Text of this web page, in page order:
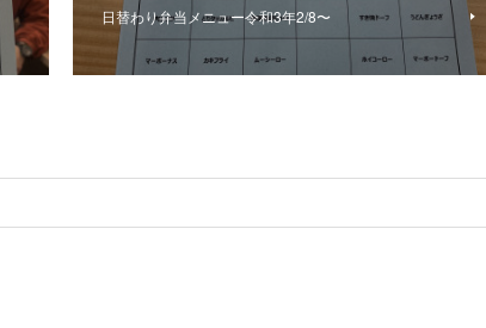
日替わり弁当メニュー令和3年2/8〜